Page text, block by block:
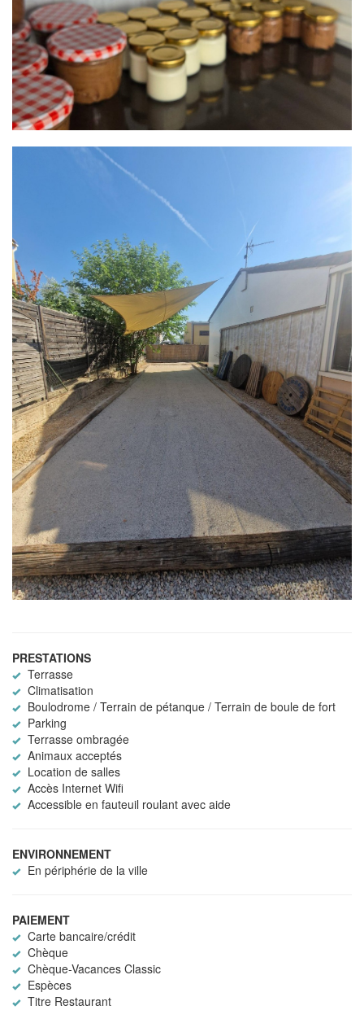
PRESTATIONS
Terrasse
Climatisation
Boulodrome / Terrain de pétanque / Terrain de boule de fort
Parking
Terrasse ombragée
Animaux acceptés
Location de salles
Accès Internet Wifi
Accessible en fauteuil roulant avec aide
ENVIRONNEMENT
En périphérie de la ville
PAIEMENT
Carte bancaire/crédit
Chèque
Chèque-Vacances Classic
Espèces
Titre Restaurant